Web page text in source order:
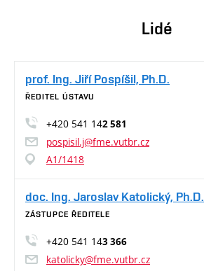
Lidé
prof. Ing. Jiří Pospíšil, Ph.D.
ŘEDITEL ÚSTAVU
+420 541 142 581
pospisil.j@fme.vutbr.cz
A1/1418
doc. Ing. Jaroslav Katolický, Ph.D.
ZÁSTUPCE ŘEDITELE
+420 541 143 366
katolicky@fme.vutbr.cz